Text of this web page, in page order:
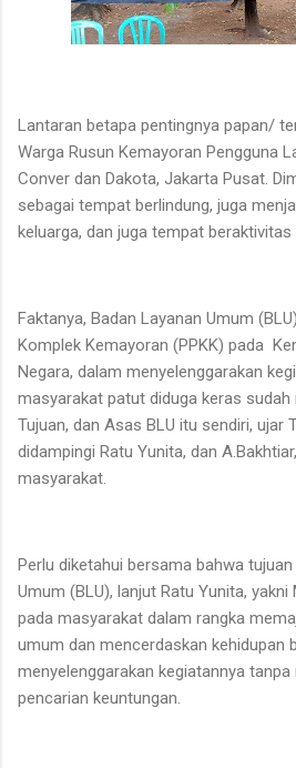
Lantaran betapa pentingnya papan/
Warga Rusun Kemayoran Pengguna
Conver dan Dakota, Jakarta Pusat.
sebagai tempat berlindung, juga
keluarga, dan juga tempat beraktivitas
Faktanya, Badan Layanan Umum
Komplek Kemayoran (PPKK) pada
Negara, dalam menyelenggarakan
masyarakat patut diduga keras sudah
Tujuan, dan Asas BLU itu sendiri, ujar
didampingi Ratu Yunita, dan
masyarakat.
Perlu diketahui bersama bahwa
Umum (BLU), lanjut Ratu Yunita, yakni
pada masyarakat dalam rangka
umum dan mencerdaskan kehidupan
menyelenggarakan kegiatannya
pencarian keuntungan.